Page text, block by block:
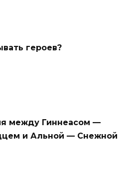
героев?
между Гиннеасом —
и Альной — Снежной